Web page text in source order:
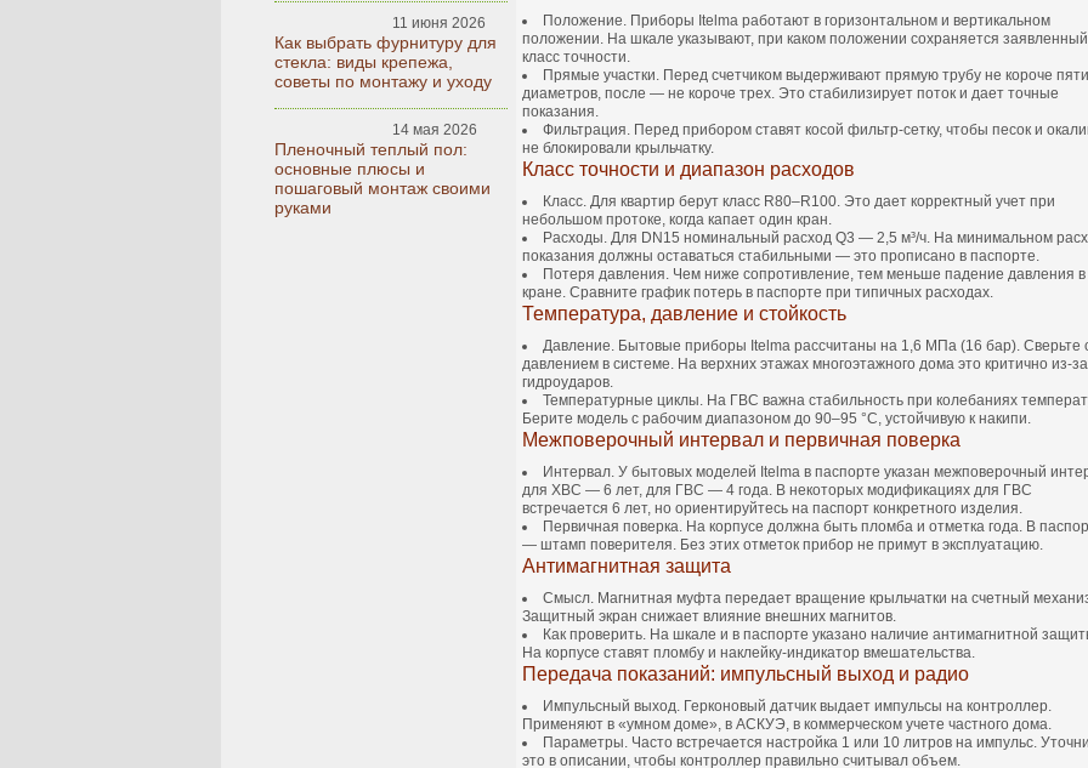
11 июня 2026
Как выбрать фурнитуру для
стекла: виды крепежа,
советы по монтажу и уходу
14 мая 2026
Пленочный теплый пол:
основные плюсы и
пошаговый монтаж своими
руками
Положение. Приборы Itelma работают в горизонтальном и вертикальном
положении. На шкале указывают, при каком положении сохраняется заявленный
класс точности.
Прямые участки. Перед счетчиком выдерживают прямую трубу не короче пяти
диаметров, после — не короче трех. Это стабилизирует поток и дает точные
показания.
Фильтрация. Перед прибором ставят косой фильтр‑сетку, чтобы песок и
не блокировали крыльчатку.
Класс точности и диапазон расходов
Класс. Для квартир берут класс R80–R100. Это дает корректный учет при
небольшом протоке, когда капает один кран.
Расходы. Для DN15 номинальный расход Q3 — 2,5 м³/ч. На минимальном
показания должны оставаться стабильными — это прописано в паспорте.
Потеря давления. Чем ниже сопротивление, тем меньше падение давления в
кране. Сравните график потерь в паспорте при типичных расходах.
Температура, давление и стойкость
Давление. Бытовые приборы Itelma рассчитаны на 1,6 МПа (16 бар). Сверьте
давлением в системе. На верхних этажах многоэтажного дома это критично из‑за
гидроударов.
Температурные циклы. На ГВС важна стабильность при колебаниях
Берите модель с рабочим диапазоном до 90–95 °C, устойчивую к накипи.
Межповерочный интервал и первичная поверка
Интервал. У бытовых моделей Itelma в паспорте указан межповерочный
для ХВС — 6 лет, для ГВС — 4 года. В некоторых модификациях для ГВС
встречается 6 лет, но ориентируйтесь на паспорт конкретного изделия.
Первичная поверка. На корпусе должна быть пломба и отметка года. В
— штамп поверителя. Без этих отметок прибор не примут в эксплуатацию.
Антимагнитная защита
Смысл. Магнитная муфта передает вращение крыльчатки на счетный
Защитный экран снижает влияние внешних магнитов.
Как проверить. На шкале и в паспорте указано наличие антимагнитной
На корпусе ставят пломбу и наклейку‑индикатор вмешательства.
Передача показаний: импульсный выход и радио
Импульсный выход. Герконовый датчик выдает импульсы на контроллер.
Применяют в «умном доме», в АСКУЭ, в коммерческом учете частного дома.
Параметры. Часто встречается настройка 1 или 10 литров на импульс.
это в описании, чтобы контроллер правильно считывал объем.